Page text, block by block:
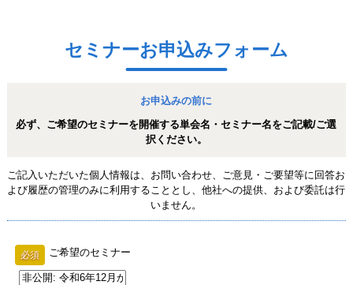
セミナーお申込みフォーム
お申込みの前に
必ず、ご希望のセミナーを開催する単会名・セミナー名をご記載/ご選
択ください。
ご記入いただいた個人情報は、お問い合わせ、ご意見・ご要望等に回答お
よび履歴の管理のみに利用することとし、他社への提供、および委託は行
いません。
必須 ご希望のセミナー